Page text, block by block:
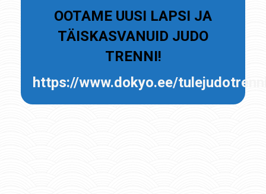
OOTAME UUSI LAPSI JA
TÄISKASVANUID JUDO
TRENNI!
https://www.dokyo.ee/